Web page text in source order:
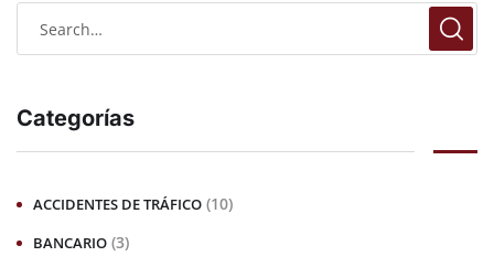
Categorías
ACCIDENTES DE TRÁFICO (10)
BANCARIO (3)